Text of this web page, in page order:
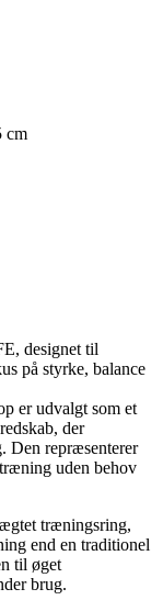
cm
designet til
på styrke, balance
er udvalgt som et
der
Den repræsenterer
uden behov
træningsring,
end en traditionel
til øget
brug.